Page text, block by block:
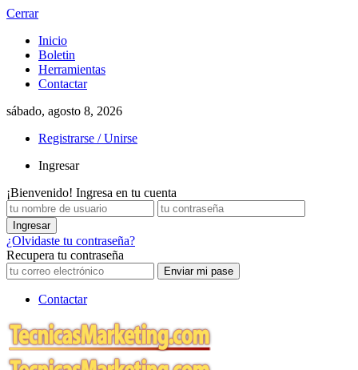
Cerrar
Inicio
Boletin
Herramientas
Contactar
sábado, agosto 8, 2026
Registrarse / Unirse
Ingresar
¡Bienvenido! Ingresa en tu cuenta
¿Olvidaste tu contraseña?
Recupera tu contraseña
Contactar